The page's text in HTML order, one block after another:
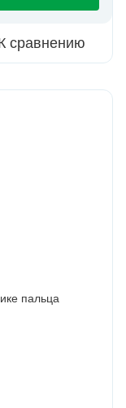
сравнению
пальца